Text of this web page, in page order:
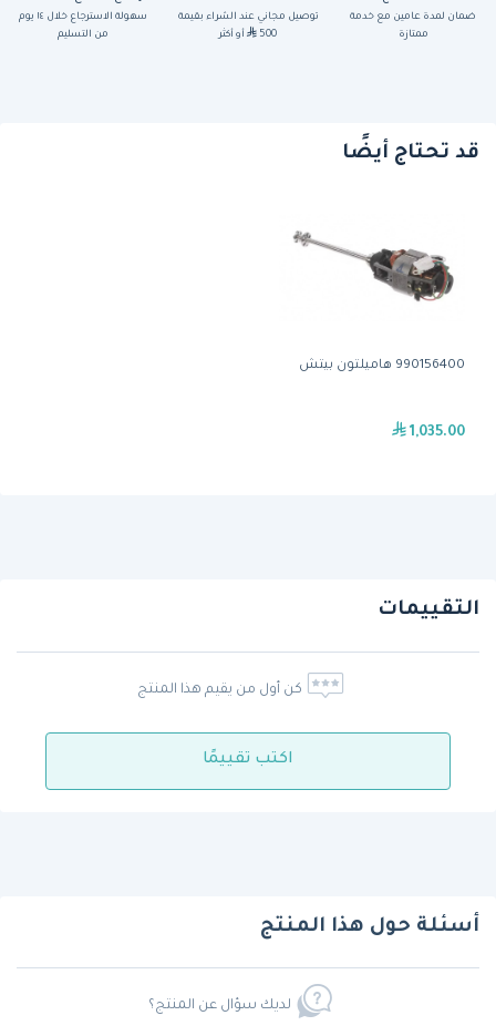
ضمان لمدة عامين مع خدمة
ممتازة
توصيل مجاني عند الشراء بقيمة
500
أو أكثر
سهولة الاسترجاع خلال ١٤ يوم
من التسليم
قد تحتاج أيضًا
990156400 هاميلتون بيتش
1,035.00
التقييمات
كن أول من يقيم هذا المنتج
اكتب تقييمًا
أسئلة حول هذا المنتج
لديك سؤال عن المنتج؟